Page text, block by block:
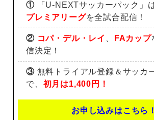
①「U-NEXTサッカーパック」
プレミアリーグを全試合配信！
② コパ・デル・レイ FAカップ
信決定！
③無料トライアル登録＆サッカ
で、 初月は1,400円！
お申し込みはこちら！